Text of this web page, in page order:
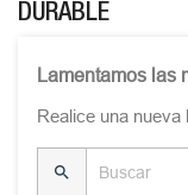
DURABLE
Lamentamos las
Realice una nueva
